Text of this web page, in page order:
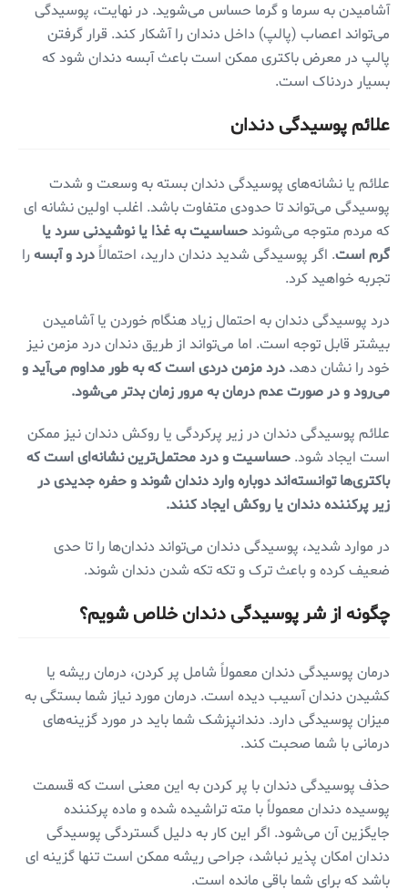
آشامیدن به سرما و گرما حساس می‌شوید. در نهایت، پوسیدگی
می‌تواند اعصاب (پالپ) داخل دندان را آشکار کند. قرار گرفتن
پالپ در معرض باکتری ممکن است باعث آبسه دندان شود که
بسیار دردناک است.
علائم پوسیدگی دندان
علائم یا نشانه‌های پوسیدگی دندان بسته به وسعت و شدت
پوسیدگی می‌تواند تا حدودی متفاوت باشد. اغلب اولین نشانه ای
که مردم متوجه می‌شوندحساسیت به غذا یا نوشیدنی سرد یا
گرم است. اگر پوسیدگی شدید دندان دارید، احتمالاً درد و آبسهرا
تجربه خواهید کرد.
درد پوسیدگی دندان به احتمال زیاد هنگام خوردن یا آشامیدن
بیشتر قابل توجه است. اما می‌تواند از طریق دندان درد مزمن نیز
خود را نشان دهد. درد مزمن دردی است که به طور مداوم می‌آید و
می‌رود و در صورت عدم درمان به مرور زمان بدتر می‌شود.
علائم پوسیدگی دندان در زیر پرکردگی یا روکش دندان نیز ممکن
است ایجاد شود. حساسیت و درد محتمل‌ترین نشانه‌ای است که
باکتری‌ها توانسته‌اند دوباره وارد دندان شوند و حفره جدیدی در
زیر پرکننده دندان یا روکش ایجاد کنند.
در موارد شدید، پوسیدگی دندان می‌تواند دندان‌ها را تا حدی
ضعیف کرده و باعث ترک و تکه تکه شدن دندان شوند.
چگونه از شر پوسیدگی دندان خلاص شویم؟
درمان پوسیدگی دندان معمولاً شامل پر کردن، درمان ریشه یا
کشیدن دندان آسیب دیده است. درمان مورد نیاز شما بستگی به
میزان پوسیدگی دارد. دندانپزشک شما باید در مورد گزینه‌های
درمانی با شما صحبت کند.
حذف پوسیدگی دندان با پر کردن به این معنی است که قسمت
پوسیده دندان معمولاً با مته تراشیده شده و ماده پرکننده
جایگزین آن می‌شود. اگر این کار به دلیل گستردگی پوسیدگی
دندان امکان پذیر نباشد، جراحی ریشه ممکن است تنها گزینه ای
باشد که برای شما باقی مانده است.